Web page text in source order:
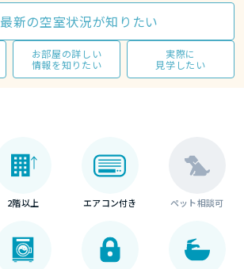
最新の空室状況が知りたい
お部屋の詳しい
情報を知りたい
実際に
見学したい
2階以上 エアコン付き ペット相談可